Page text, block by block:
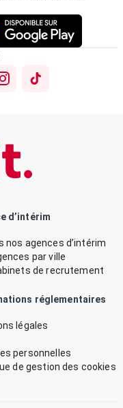
d’intérim
nos agences d’intérim
par ville
de recrutement
réglementaires
légales
personnelles
de gestion des cookies